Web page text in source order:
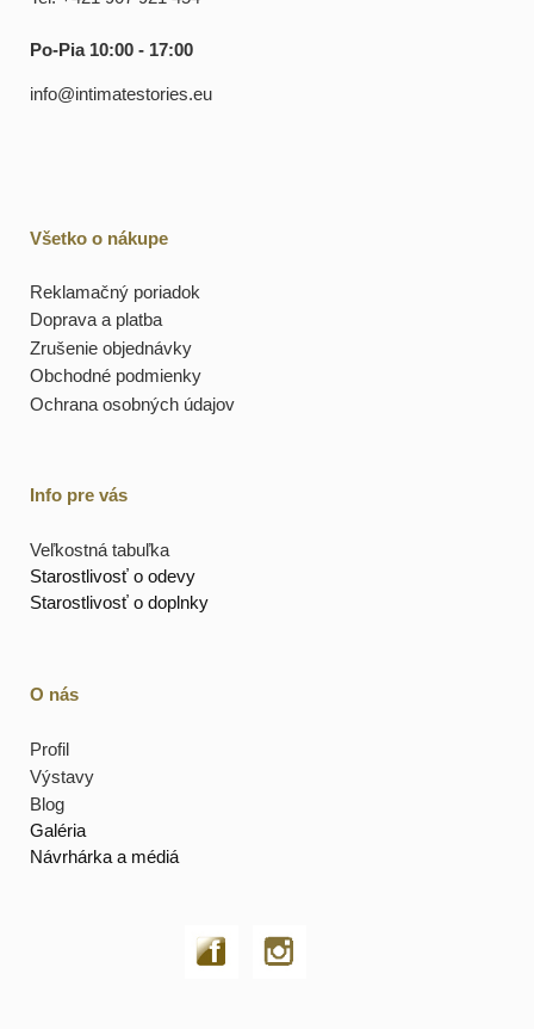
Po-Pia 10:00 - 17:00
info@intimatestories.eu
Všetko o nákupe
Reklamačný poriadok
Doprava a platba
Zrušenie objednávky
Obchodné podmienky
Ochrana osobných údajov
Info pre vás
Veľkostná tabuľka
Starostlivosť o odevy
Starostlivosť o doplnky
O nás
Profil
Výstavy
Blog
Galéria
Návrhárka a médiá